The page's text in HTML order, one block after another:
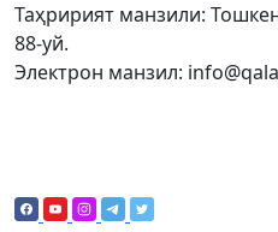
Таҳририят манзили:
88-уй.
Электрон манзил: